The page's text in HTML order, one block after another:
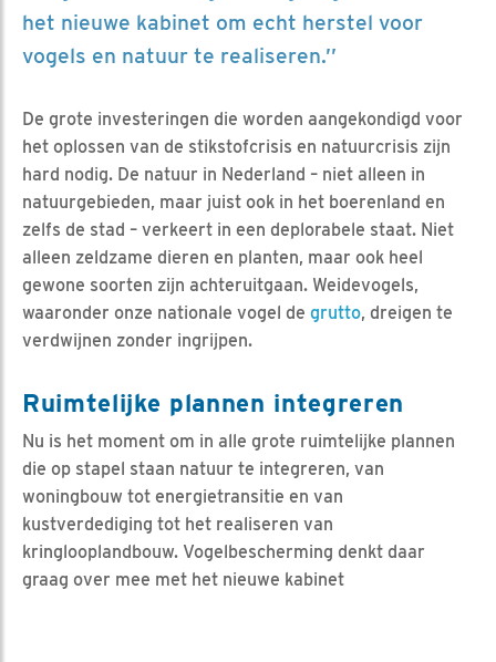
het nieuwe kabinet om echt herstel voor
vogels en natuur te realiseren.’’
De grote investeringen die worden aangekondigd voor
het oplossen van de stikstofcrisis en natuurcrisis zijn
hard nodig. De natuur in Nederland – niet alleen in
natuurgebieden, maar juist ook in het boerenland en
zelfs de stad – verkeert in een deplorabele staat. Niet
alleen zeldzame dieren en planten, maar ook heel
gewone soorten zijn achteruitgaan. Weidevogels,
waaronder onze nationale vogel de grutto, dreigen te
verdwijnen zonder ingrijpen.
Ruimtelijke plannen integreren
Nu is het moment om in alle grote ruimtelijke plannen
die op stapel staan natuur te integreren, van
woningbouw tot energietransitie en van
kustverdediging tot het realiseren van
kringlooplandbouw. Vogelbescherming denkt daar
graag over mee met het nieuwe kabinet